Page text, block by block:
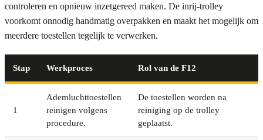
controleren en opnieuw inzetgereed maken. De inrij-trolley
voorkomt onnodig handmatig overpakken en maakt het mogelijk om
meerdere toestellen tegelijk te verwerken.
Stap Werkproces Rol van de F12
1
Ademluchttoestellen
reinigen volgens
procedure.
De toestellen worden na
reiniging op de trolley
geplaatst.